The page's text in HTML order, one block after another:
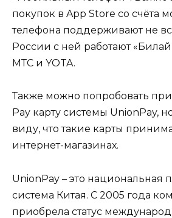
покупок в App Store со счёта
телефона поддерживают не
России с ней работают
МТС и YOTA.
Также можно попробовать
Pay карту системы UnionPay,
виду, что такие карты
интернет-магазинах.
UnionPay – это национальная
система Китая. С 2005 года
приобрела статус